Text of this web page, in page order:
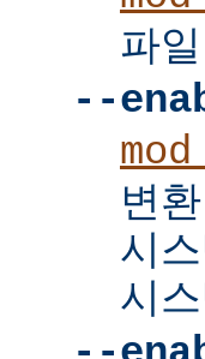
파
--
변
시
시